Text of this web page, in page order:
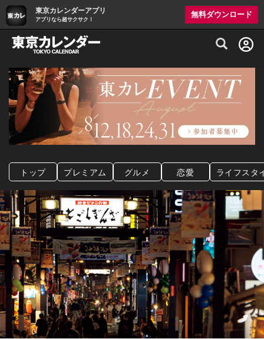
東京カレンダーアプリ
アプリなら超サクサク！
無料ダウンロード
グルメ情報・プレミアムレストラン予約
トップ プレミアム グルメ 恋愛 ライフスタ